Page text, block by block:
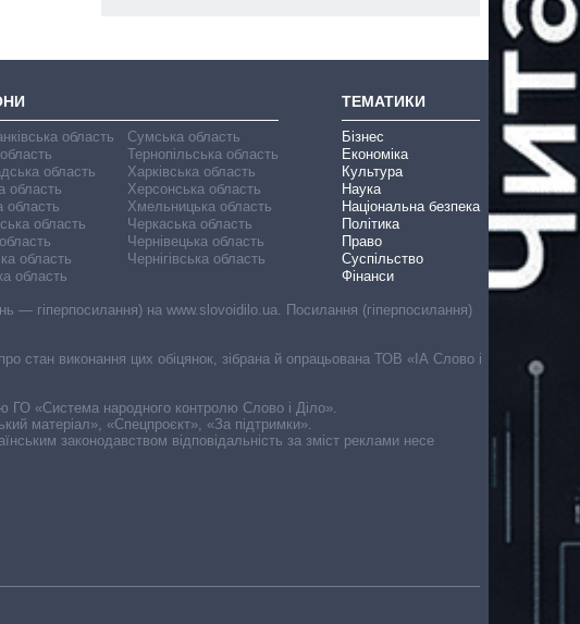
область
область
область
область
область
область
область
Сумська область
Тернопільська область
Харківська область
Херсонська область
Хмельницька область
Черкаська область
Чернівецька область
Чернігівська область
ТЕМАТИКИ
Бізнес
Економіка
Культура
Наука
Національна безпека
Політика
Право
Суспільство
Фінанси
— гіперпосилання) на www.slovoidilo.ua. Посилання (гіперпосилання)
стан виконання цих обіцянок, зібрана й опрацьована ТОВ «ІА Слово і
ГО «Система народного контролю Слово і Діло».
матеріал», «Спецпроєкт», «За підтримки».
законодавством відповідальність за зміст реклами несе